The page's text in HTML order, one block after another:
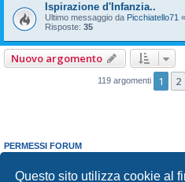
Questo sito utilizza cookie al
Ispirazione d'Infanzia..
Ultimo messaggio da Picchiatello71 «
Risposte: 35
Nuovo argomento
119 argomenti 1 2
PERMESSI FORUM
Non puoirispondere negli argomenti